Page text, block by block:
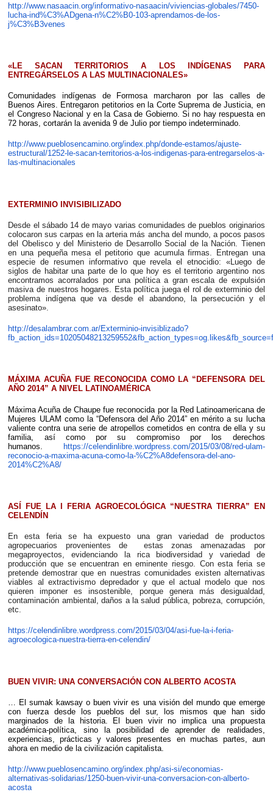
http://www.nasaacin.org/informativo-nasaacin/viviencias-globales/7450-
lucha-ind%C3%ADgena-n%C2%B0-103-aprendamos-de-los-
j%C3%B3venes
«LE SACAN TERRITORIOS A LOS INDÍGENAS PARA
ENTREGÁRSELOS A LAS MULTINACIONALES»
Comunidades indígenas de Formosa marcharon por las calles de
Buenos Aires. Entregaron petitorios en la Corte Suprema de Justicia, en
el Congreso Nacional y en la Casa de Gobierno. Si no hay respuesta en
72 horas, cortarán la avenida 9 de Julio por tiempo indeterminado.
http://www.pueblosencamino.org/index.php/donde-estamos/ajuste-
estructural/1252-le-sacan-territorios-a-los-indigenas-para-entregarselos-a-
las-multinacionales
EXTERMINIO INVISIBILIZADO
Desde el sábado 14 de mayo varias comunidades de pueblos originarios
colocaron sus carpas en la arteria más ancha del mundo, a pocos pasos
del Obelisco y del Ministerio de Desarrollo Social de la Nación. Tienen
en una pequeña mesa el petitorio que acumula firmas. Entregan una
especie de resumen informativo que revela el etnocidio: «Luego de
siglos de habitar una parte de lo que hoy es el territorio argentino nos
encontramos acorralados por una política a gran escala de expulsión
masiva de nuestros hogares. Esta política juega el rol de exterminio del
problema indígena que va desde el abandono, la persecución y el
asesinato».
http://desalambrar.com.ar/Exterminio-invisiblizado?
MÁXIMA ACUÑA FUE RECONOCIDA COMO LA “DEFENSORA DEL
AÑO 2014” A NIVEL LATINOAMÉRICA
Máxima Acuña de Chaupe fue reconocida por la Red Latinoamericana de
Mujeres ULAM como la “Defensora del Año 2014” en mérito a su lucha
valiente contra una serie de atropellos cometidos en contra de ella y su
familia, así como por su compromiso por los derechos
humanos. https://celendinlibre.wordpress.com/2015/03/08/red-ulam-
reconocio-a-maxima-acuna-como-la-%C2%A8defensora-del-ano-
2014%C2%A8/
ASÍ FUE LA I FERIA AGROECOLÓGICA “NUESTRA TIERRA” EN
CELENDÍN
En esta feria se ha expuesto una gran variedad de productos
agropecuarios provenientes de estas zonas amenazadas por
megaproyectos, evidenciando la rica biodiversidad y variedad de
producción que se encuentran en eminente riesgo. Con esta feria se
pretende demostrar que en nuestras comunidades existen alternativas
viables al extractivismo depredador y que el actual modelo que nos
quieren imponer es insostenible, porque genera más desigualdad,
contaminación ambiental, daños a la salud pública, pobreza, corrupción,
etc.
https://celendinlibre.wordpress.com/2015/03/04/asi-fue-la-i-feria-
agroecologica-nuestra-tierra-en-celendin/
BUEN VIVIR: UNA CONVERSACIÓN CON ALBERTO ACOSTA
… El sumak kawsay o buen vivir es una visión del mundo que emerge
con fuerza desde los pueblos del sur, los mismos que han sido
marginados de la historia. El buen vivir no implica una propuesta
académica-política, sino la posibilidad de aprender de realidades,
experiencias, prácticas y valores presentes en muchas partes, aun
ahora en medio de la civilización capitalista.
http://www.pueblosencamino.org/index.php/asi-si/economias-
alternativas-solidarias/1250-buen-vivir-una-conversacion-con-alberto-
acosta